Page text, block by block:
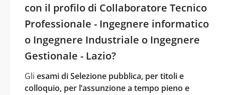
con il profilo di Collaboratore Tecnico
Professionale - Ingegnere informatico
o Ingegnere Industriale o Ingegnere
Gestionale - Lazio?
Gli esami di Selezione pubblica, per titoli e
colloquio, per l’assunzione a tempo pieno e